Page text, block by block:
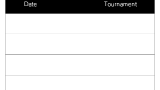
Date Tournament